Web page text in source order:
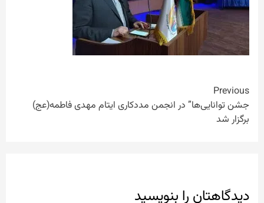
Continue
Reading
Previous
جشن توانایی‌ها” در انجمن مددکاری ایتام مهدی فاطمه(عج)
برگزار شد
دیدگاهتان را بنویسید